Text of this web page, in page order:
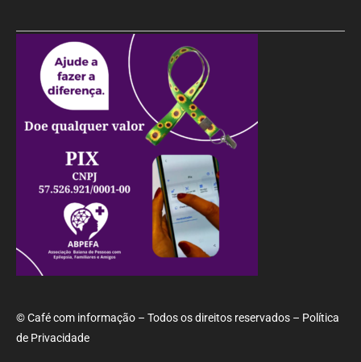
© Café com informação – Todos os direitos reservados – Política
de Privacidade